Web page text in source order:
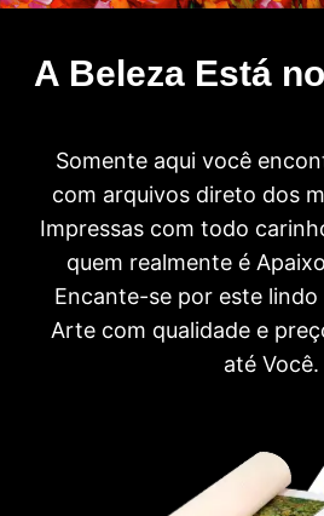
A Beleza Está
Somente aqui você
com arquivos direto dos
Impressas com todo
quem realmente é
Encante-se por este
Arte com qualidade e
até Você.